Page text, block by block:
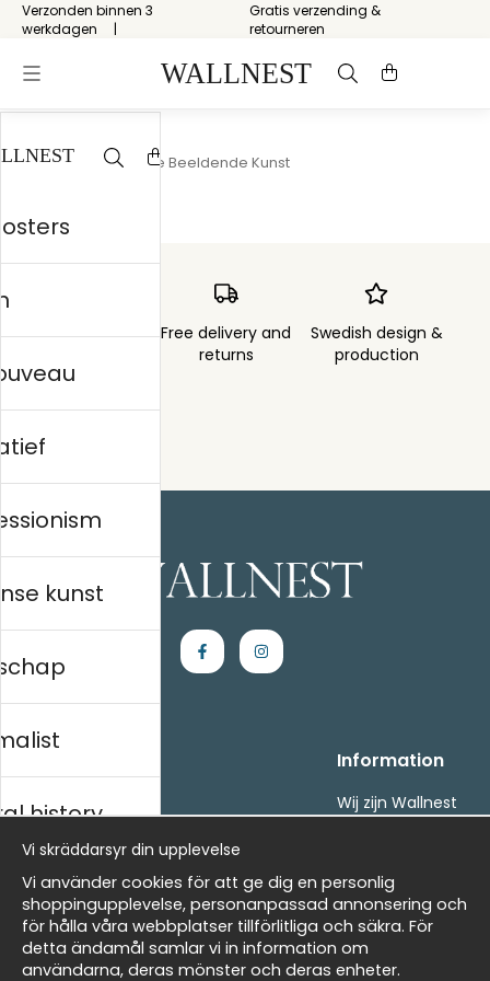
Verzonden binnen 3
werkdagen
Gratis verzending &
retourneren
Start / Conceptuele Beeldende Kunst
Order sent within Free delivery and
returns
Swedish design &
production
Kontakta oss
- Returer och återbetalningar
- Leverans - enkelt, snabbt &amp; gratis
Om cookies
Mina favoriter
Information
Wij zijn Wallnest
Nieuwsbrief
kunst
history
Vi skräddarsyr din upplevelse
Vi använder cookies för att ge dig en personlig
shoppingupplevelse, personanpassad annonsering och
för hålla våra webbplatser tillförlitliga och säkra. För
detta ändamål samlar vi in information om
användarna, deras mönster och deras enheter.